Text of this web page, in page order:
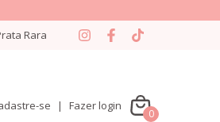
Rara
se | Fazer login
0